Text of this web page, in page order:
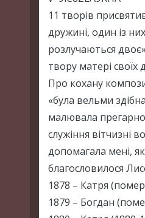
11 творів
дружині, один із
розлучаються
твору матері своїх
Про кохану
«була вельми
малювала
служіння вітчизні
допомагала мені, як
благословилося
1878 – Катря
1879 – Богдан